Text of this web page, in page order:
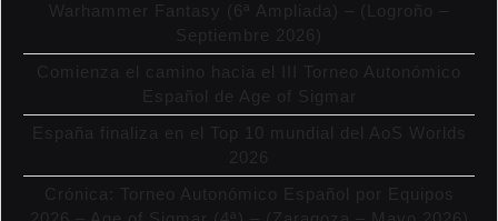
Warhammer Fantasy (6ª Ampliada) – (Logroño –
Septiembre 2026)
Comienza el camino hacia el III Torneo Autonómico
Español de Age of Sigmar
España finaliza en el Top 10 mundial del AoS Worlds
2026
Crónica: Torneo Autonómico Español por Equipos